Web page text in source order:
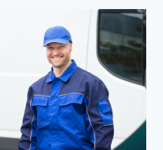
0564777188
خصم
35%